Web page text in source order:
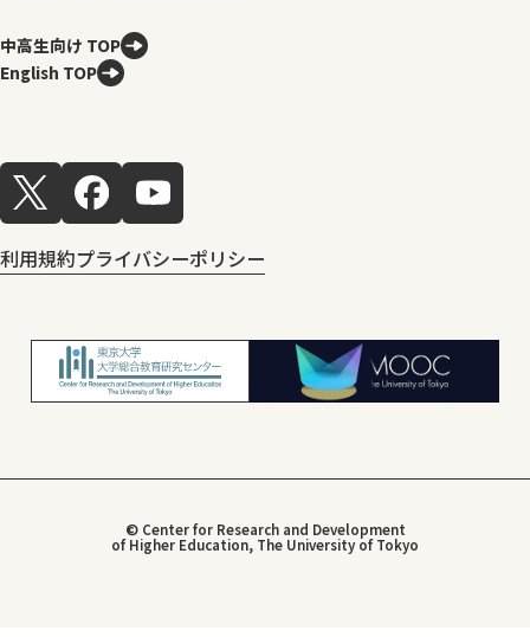
中高生向け TOP
English TOP
利用規約プライバシーポリシー
© Center for Research and Development
of Higher Education, The University of Tokyo